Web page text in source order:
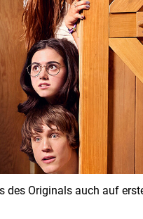
des Originals auch auf